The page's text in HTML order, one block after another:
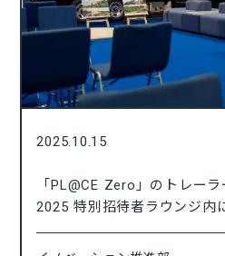
2025.10.15
「PL@CE Zero」のトレー
2025 特別招待者ラウンジ内